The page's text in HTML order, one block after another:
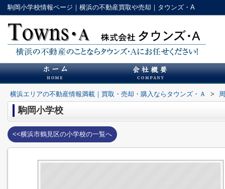
駒岡小学校情報ページ｜横浜の不動産買取や売却｜タウンズ・A
横浜エリアの不動産情報満載｜買取・売却・購入ならタウンズ・Ａ >
駒岡小学校
<<横浜市鶴見区の小学校の一覧へ